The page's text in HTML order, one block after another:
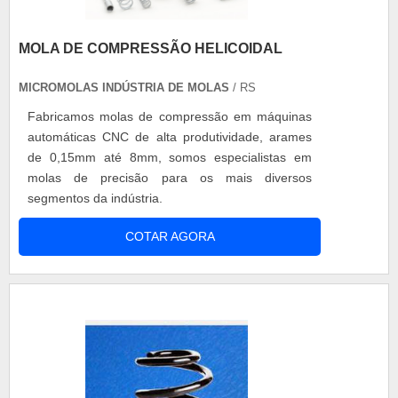
empresa comprometida com seus serviços e que
pelo fato de possuir escritório de alta qualidade
equipamentos de última geração. Todos esses
MOLA DE COMPRESSÃO HELICOIDAL
MICROMOLAS INDÚSTRIA DE MOLAS / RS
Fabricamos molas de compressão em máquinas
automáticas CNC de alta produtividade, arames
de 0,15mm até 8mm, somos especialistas em
molas de precisão para os mais diversos
segmentos da indústria.
COTAR AGORA